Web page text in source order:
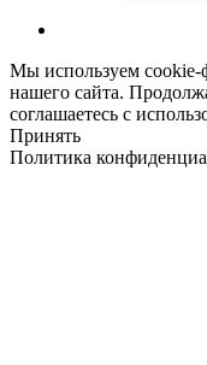
Мы используем cookie-
нашего сайта.
соглашаетесь с
Принять
Политика